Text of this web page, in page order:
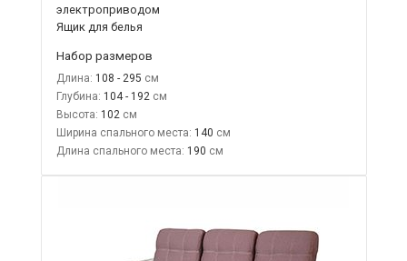
электроприводом
Ящик для белья
Набор размеров
Длина: 108 - 295
Глубина: 104 - 192
Высота: 102
Ширина спального места: 140
Длина спального места: 190